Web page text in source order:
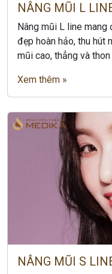
NÂNG MŨI L
Nâng mũi L line mang
đẹp hoàn hảo, thu hút
mũi cao, thẳng và thon
Xem thêm »
NÂNG MŨI S